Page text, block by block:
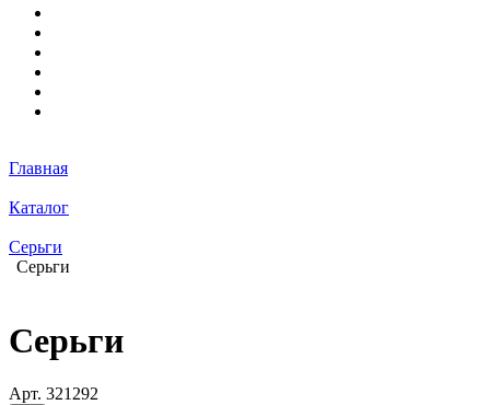
Главная
Каталог
Серьги
Серьги
Серьги
Арт. 321292